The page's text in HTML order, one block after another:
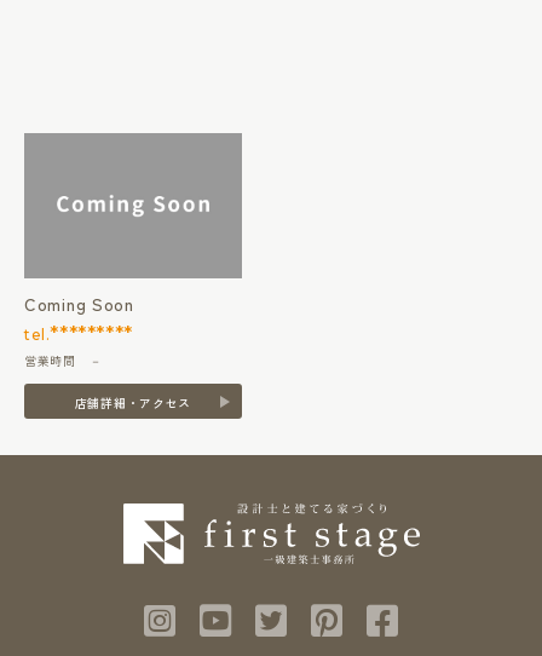
Coming Soon
tel.*********
営業時間 －
店舗詳細・アクセス